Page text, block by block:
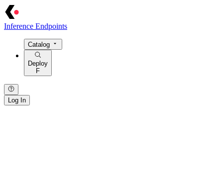
Inference Endpoints
Catalog
Deploy
F
Log In